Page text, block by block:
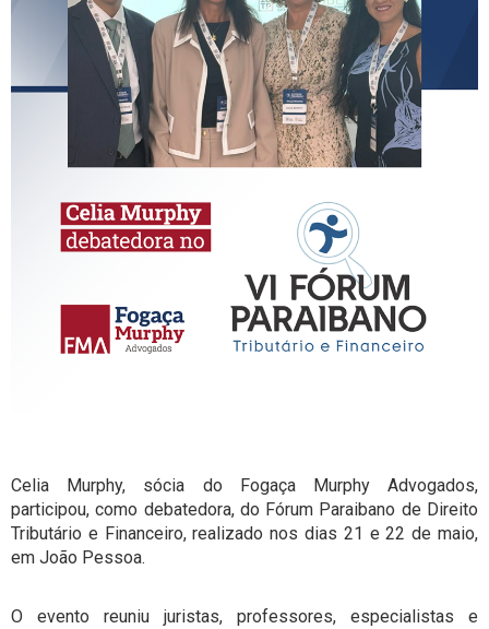
Celia Murphy, sócia do Fogaça Murphy Advogados,
participou, como debatedora, do Fórum Paraibano de Direito
Tributário e Financeiro, realizado nos dias 21 e 22 de maio,
em João Pessoa.
O evento reuniu juristas, professores, especialistas e